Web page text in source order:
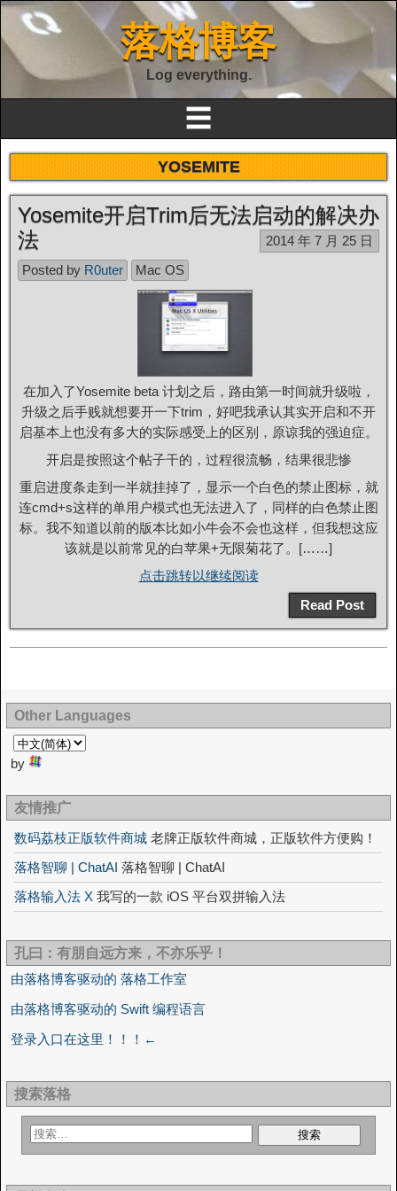
落格博客
Log everything.
☰
YOSEMITE
Yosemite开启Trim后无法启动的解决办
法
2014 年 7 月 25 日
Posted by R0uter Mac OS
在加入了Yosemite beta 计划之后，路由第一时间就升级啦，
升级之后手贱就想要开一下trim，好吧我承认其实开启和不开
启基本上也没有多大的实际感受上的区别，原谅我的强迫症。
开启是按照这个帖子干的，过程很流畅，结果很悲惨
重启进度条走到一半就挂掉了，显示一个白色的禁止图标，就
连cmd+s这样的单用户模式也无法进入了，同样的白色禁止图
标。我不知道以前的版本比如小牛会不会也这样，但我想这应
该就是以前常见的白苹果+无限菊花了。[……]
点击跳转以继续阅读
Read Post
Other Languages
by
友情推广
数码荔枝正版软件商城 老牌正版软件商城，正版软件方便购！
落格智聊 | ChatAI 落格智聊 | ChatAI
落格输入法 X 我写的一款 iOS 平台双拼输入法
孔曰：有朋自远方来，不亦乐乎！
由落格博客驱动的 落格工作室
由落格博客驱动的 Swift 编程语言
登录入口在这里！！！←
搜索落格